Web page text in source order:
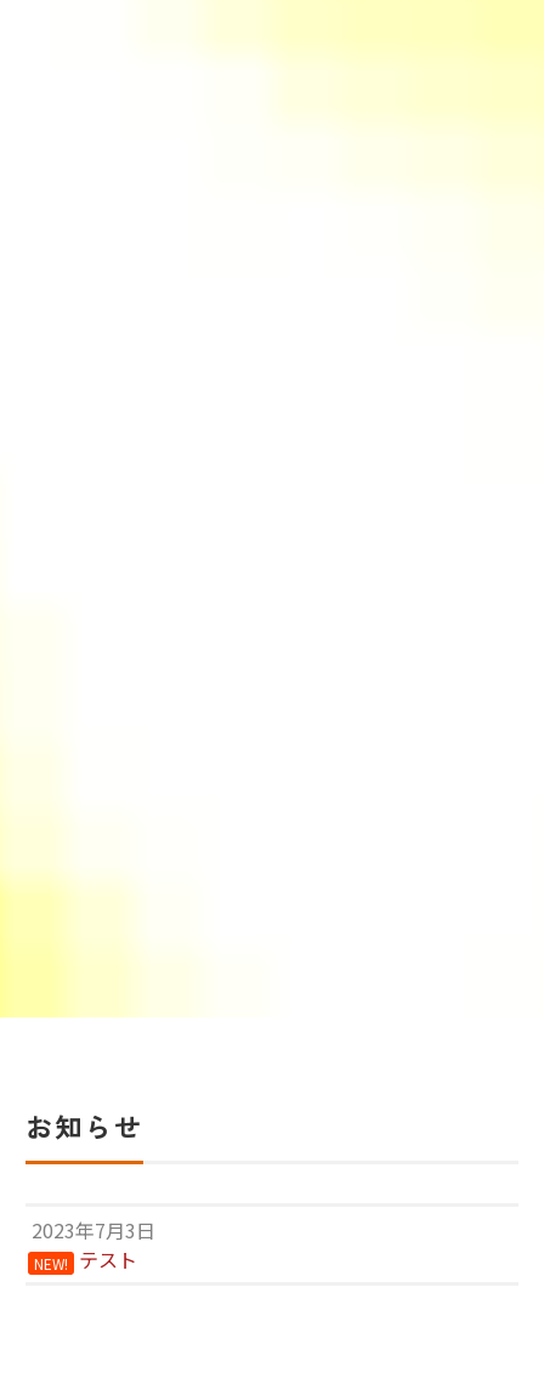
お知らせ
2023年7月3日
NEW! テスト